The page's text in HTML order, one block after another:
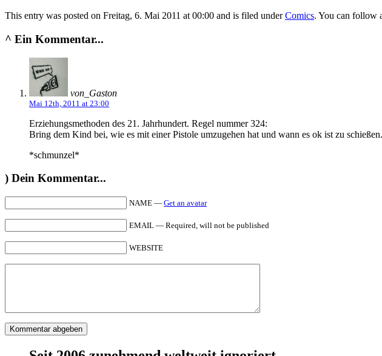
This entry was posted on Freitag, 6. Mai 2011 at 00:00 and is filed underComics. You can follow
^ Ein Kommentar...
von_Gaston
Mai 12th, 2011 at 23:00
Erziehungsmethoden des 21. Jahrhundert. Regel nummer 324:
Bring dem Kind bei, wie es mit einer Pistole umzugehen hat und wann es ok ist zu schießen.
*schmunzel*
) Dein Kommentar...
NAME — Get an avatar
EMAIL — Required, will not be published
WEBSITE